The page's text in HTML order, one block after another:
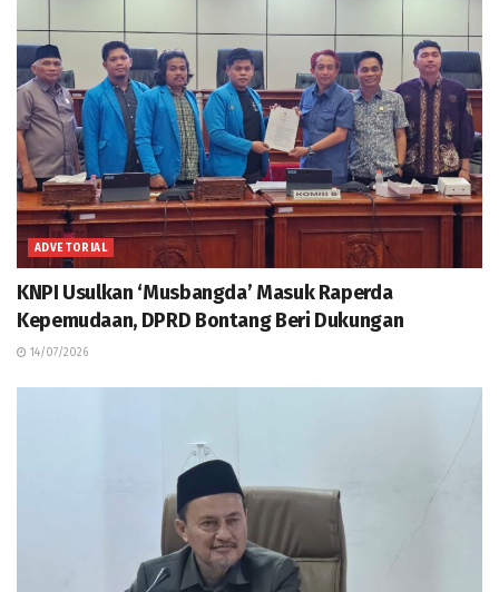
ADVETORIAL
KNPI Usulkan ‘Musbangda’ Masuk Raperda
Kepemudaan, DPRD Bontang Beri Dukungan
14/07/2026